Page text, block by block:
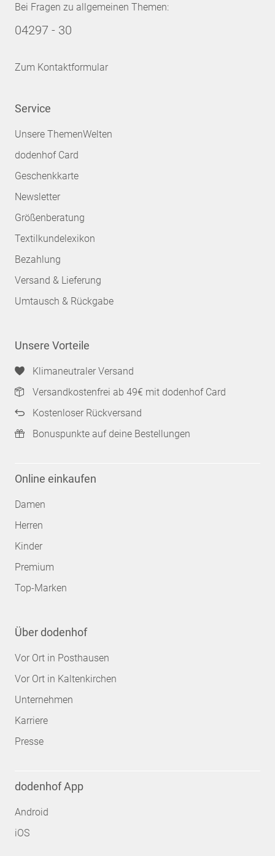
Bei Fragen zu allgemeinen Themen:
04297 - 30
Zum Kontaktformular
Service
Unsere ThemenWelten
dodenhof Card
Geschenkkarte
Newsletter
Größenberatung
Textilkundelexikon
Bezahlung
Versand & Lieferung
Umtausch & Rückgabe
Unsere Vorteile
Klimaneutraler Versand
Versandkostenfrei ab 49€ mit dodenhof Card
Kostenloser Rückversand
Bonuspunkte auf deine Bestellungen
Online einkaufen
Damen
Herren
Kinder
Premium
Top-Marken
Über dodenhof
Vor Ort in Posthausen
Vor Ort in Kaltenkirchen
Unternehmen
Karriere
Presse
dodenhof App
Android
iOS